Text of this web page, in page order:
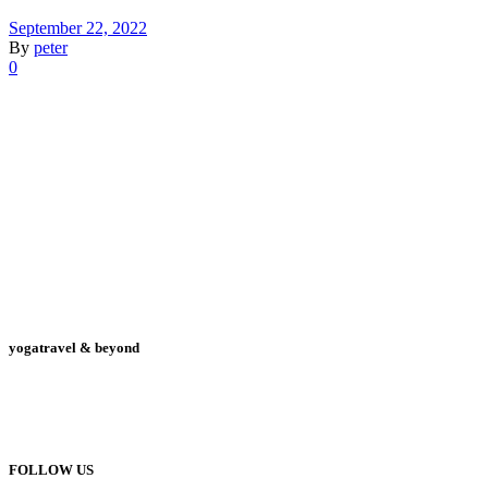
September 22, 2022
By peter
0
yogatravel & beyond
FOLLOW US